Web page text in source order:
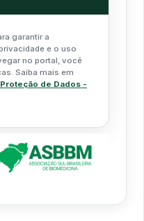
garantir a
e o uso
no portal, você
Saiba mais em
de Dados -